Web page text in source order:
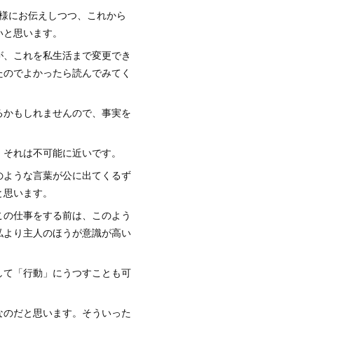
にお伝えしつつ、これから
思います。
これを私生活まで変更でき
でよかったら読んでみてく
もしれませんので、事実を
れは不可能に近いです。
うな言葉が公に出てくるず
います。
仕事をする前は、このよう
り主人のほうが意識が高い
「行動」にうつすことも可
だと思います。そういった